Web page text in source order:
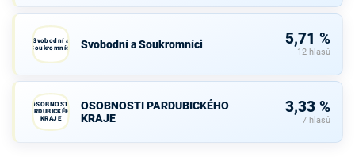
Svobodní a
Soukromníci
Svobodní a Soukromníci 5,71 %
12 hlasů
OSOBNOSTI
PARDUBICKÉHO
KRAJE
OSOBNOSTI PARDUBICKÉHO
KRAJE
3,33 %
7 hlasů